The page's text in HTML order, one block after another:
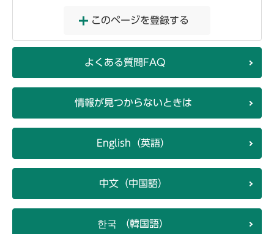
このページを登録する
よくある質問FAQ
情報が見つからないときは
English（英語）
中文（中国語）
한국 （韓国語）